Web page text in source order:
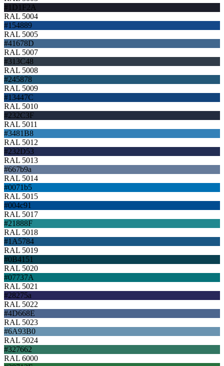
#1D1F2A
RAL 5004
#154889
RAL 5005
#41678D
RAL 5007
#313C48
RAL 5008
#245878
RAL 5009
#13447C
RAL 5010
#232C3F
RAL 5011
#3481B8
RAL 5012
#232D53
RAL 5013
#667b9a
RAL 5014
#0071b5
RAL 5015
#004c91
RAL 5017
#21888F
RAL 5018
#1A5784
RAL 5019
#0B4151
RAL 5020
#07737A
RAL 5021
#28275a
RAL 5022
#4D668E
RAL 5023
#6A93B0
RAL 5024
#327662
RAL 6000